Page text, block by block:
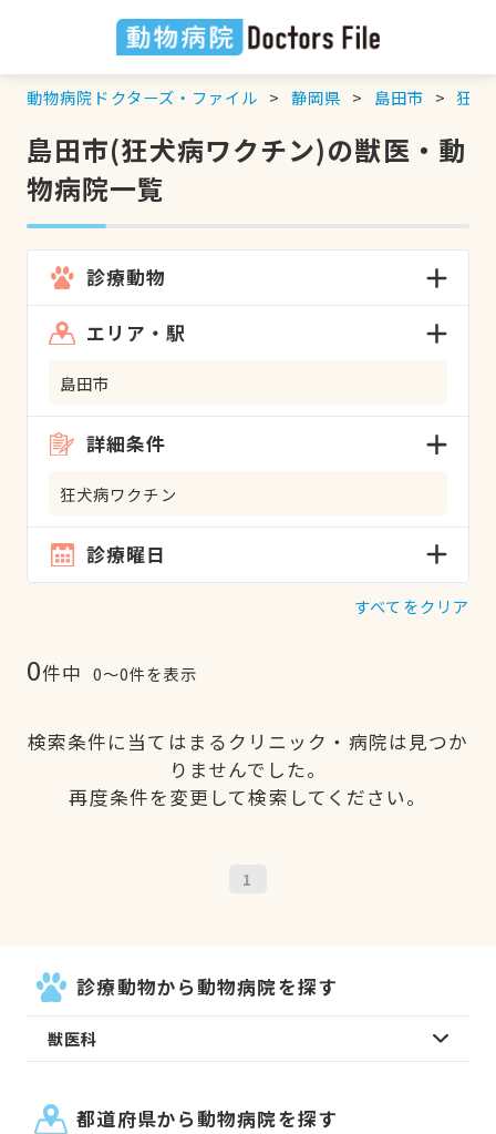
動物病院ドクターズ・ファイル 静岡県 島田市 狂犬
島田市(狂犬病ワクチン)の獣医・動
物病院一覧
診療動物
エリア・駅
島田市
詳細条件
狂犬病ワクチン
診療曜日
すべてをクリア
0件中 0〜0件を表示
検索条件に当てはまるクリニック・病院は見つか
りませんでした。
再度条件を変更して検索してください。
1
診療動物から動物病院を探す
獣医科
都道府県から動物病院を探す